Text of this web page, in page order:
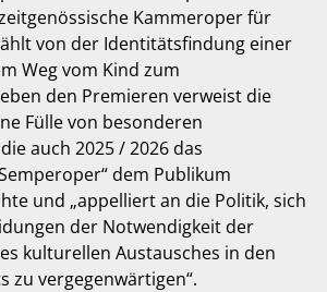
Kammeroper für
von der Identitätsfindung einer
Weg vom Kind zum
den Premieren verweist die
Fülle von besonderen
auch 2025 / 2026 das
dem Publikum
und „appelliert an die Politik, sich
der Notwendigkeit der
kulturellen Austausches in den
zu vergegenwärtigen“.